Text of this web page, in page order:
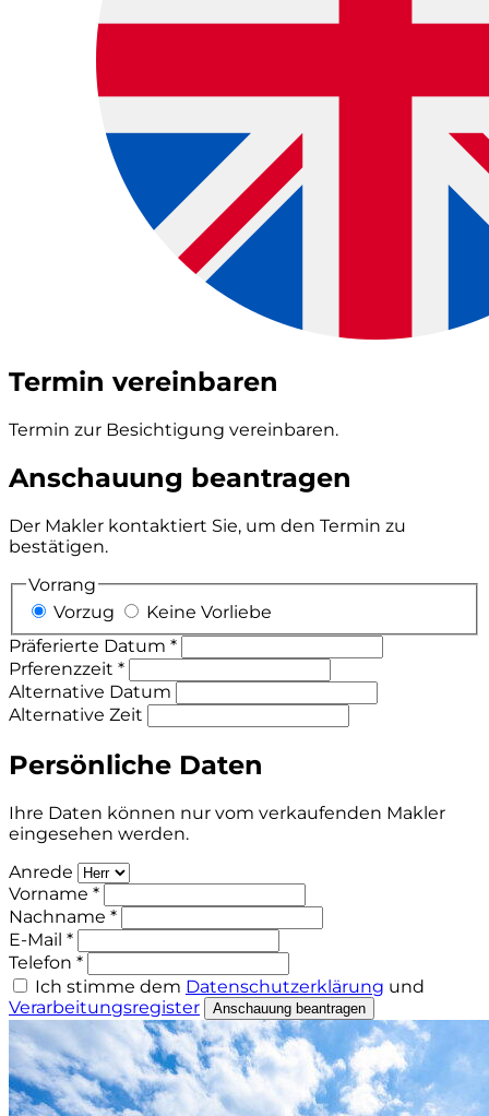
Termin vereinbaren
Termin zur Besichtigung vereinbaren.
Anschauung beantragen
Der Makler kontaktiert Sie, um den Termin zu
bestätigen.
Vorrang
Vorzug
Keine Vorliebe
Präferierte Datum *
Prferenzzeit *
Alternative Datum
Alternative Zeit
Persönliche Daten
Ihre Daten können nur vom verkaufenden Makler
eingesehen werden.
Anrede
Vorname *
Nachname *
E-Mail *
Telefon *
Ich stimme dem Datenschutzerklärung und
Verarbeitungsregister
Anschauung beantragen